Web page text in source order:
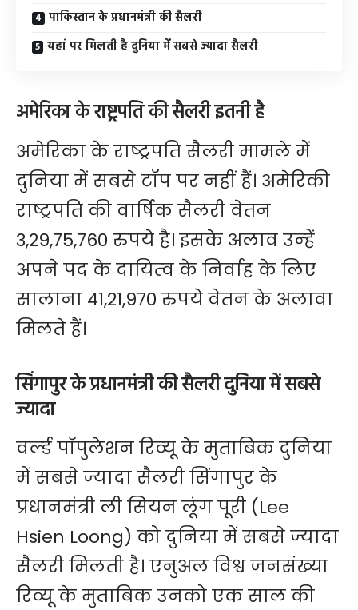
पाकिस्तान के प्रधानमंत्री की सैलरी
यहां पर मिलती है दुनिया में सबसे ज्यादा सैलरी
अमेरिका के राष्ट्रपति की सैलरी इतनी है
अमेरिका के राष्‍ट्रपति सैलरी मामले में
दुनिया में सबसे टॉप पर नहीं हैं। अमेरिकी
राष्ट्रपति की वार्षिक सैलरी वेतन
3,29,75,760 रुपये है। इसके अलाव उन्‍हें
अपने पद के दायित्‍व के निर्वाह के लिए
सालाना 41,21,970 रुपये वेतन के अलावा
मिलते हैं।
सिंगापुर के प्रधानमंत्री की सैलरी दुनिया में सबसे
ज्यादा
वर्ल्‍ड पॉपुलेशन रिव्‍यू के मुताबिक दुनिया
में सबसे ज्यादा सैलरी सिंगापुर के
प्रधानमंत्री ली सियन लूंग पूरी (Lee
Hsien Loong) को दुनिया में सबसे ज्यादा
सैलरी मिलती है। एनुअल विश्व जनसंख्या
रिव्यू के मुताबिक उनको एक साल की